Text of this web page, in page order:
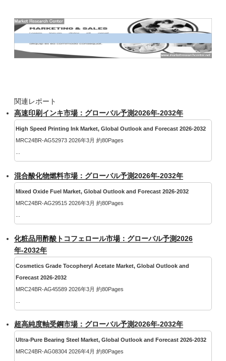
関連レポート
高速印刷インキ市場：グローバル予測2026年-2032年
High Speed Printing Ink Market, Global Outlook and Forecast 2026-2032
MRC24BR-AG52973 2026年3月 約80Pages
混合酸化物燃料市場：グローバル予測2026年-2032年
Mixed Oxide Fuel Market, Global Outlook and Forecast 2026-2032
MRC24BR-AG29515 2026年3月 約80Pages
化粧品用酢酸トコフェロール市場：グローバル予測2026
年-2032年
Cosmetics Grade Tocopheryl Acetate Market, Global Outlook and
Forecast 2026-2032
MRC24BR-AG45589 2026年3月 約80Pages
超高純度軸受鋼市場：グローバル予測2026年-2032年
Ultra-Pure Bearing Steel Market, Global Outlook and Forecast 2026-2032
MRC24BR-AG08304 2026年4月 約80Pages